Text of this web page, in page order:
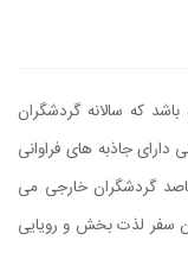
که سالانه گردشگران
دارای جاذبه های فراوانی
گردشگران خارجی می
سفر لذت بخش و رویایی